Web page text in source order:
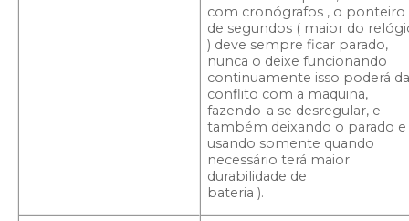
com cronógrafos , o ponteiro
de segundos ( maior do
) deve sempre ficar parado,
nunca o deixe funcionando
continuamente isso poderá
conflito com a maquina,
fazendo-a se desregular, e
também deixando o parado e
usando somente quando
necessário terá maior
durabilidade de
bateria ).